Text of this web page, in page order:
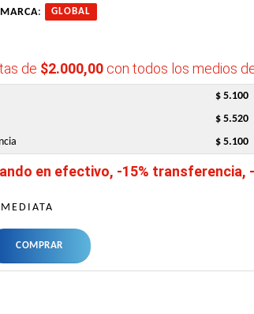
MARCA: GLOBAL
de $2.000,00 con todos los medios
$ 5.100
$ 5.520
$ 5.100
en efectivo, -15% transferencia,